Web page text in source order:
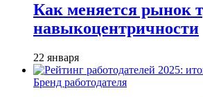
Как меняется рынок
навыкоцентричности
22 января
Бренд работодателя